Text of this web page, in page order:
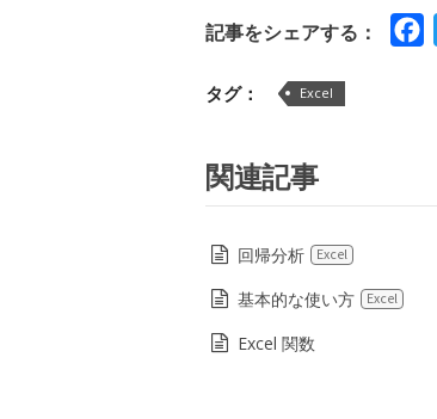
記事をシェアする：
タグ： Excel
関連記事
回帰分析 Excel
基本的な使い方 Excel
Excel 関数